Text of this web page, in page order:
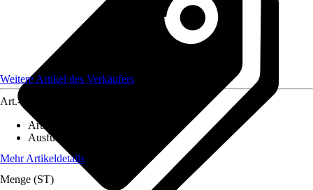
Weitere Artikel des Verkäufers
Art.-Nr.
Artikeltyp
Ausführung
Mehr Artikeldetails
Menge (ST)